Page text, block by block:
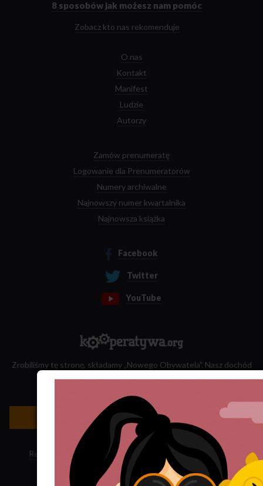
8 sposobów jak możesz nam pomóc
Zobacz kto nas rekomenduje
O nas
Kontakt
Manifest
Ludzie
Autorzy
Zamów prenumeratę
Logowanie dla Prenumeratorów
Numery archiwalne
Najnowszy numer kwartalnika
Najnowsza książka
Facebook
Twitter
YouTube
Zrobiliśmy tę stronę, składamy „Nowego Obywatela”. Nasz dochód
Newsletter »
Regulamin sklepu Polityka ciasteczek · Subskrypcja RSS